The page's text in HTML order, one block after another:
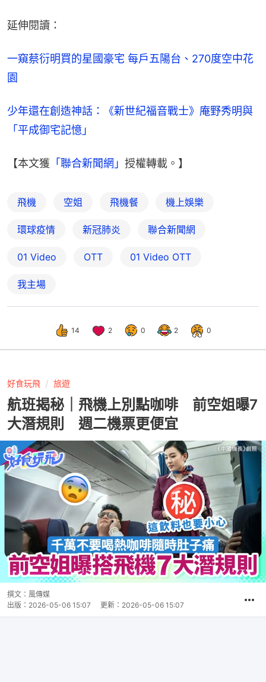
延伸閱讀：
一窺蔡衍明買的星國豪宅 每戶五陽台、270度空中花
園
少年還在創造神話：《新世紀福音戰士》庵野秀明與
「平成御宅記憶」
【本文獲 「聯合新聞網」 授權轉載。】
飛機 空姐 飛機餐 機上娛樂
環球疫情 新冠肺炎 聯合新聞網
01 Video OTT 01‌ ‌Video‌ ‌OTT
我主場
14 2 0 2 0
好食玩飛 旅遊
航班揭秘｜飛機上別點咖啡 前空姐曝7
大潛規則 週二機票更便宜
撰文： 風傳媒
出版： 2026-05-06 15:07 更新： 2026-05-06 15:07